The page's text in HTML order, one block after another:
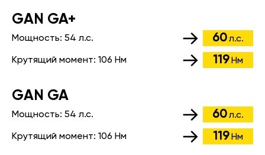
GАN GA+
Мощность: 54 л.с. 60л.с.
Крутящий момент: 106 Нм 119 Нм
GАN GA
Мощность: 54 л.с. 60л.с.
Крутящий момент: 106 Нм 119 Нм